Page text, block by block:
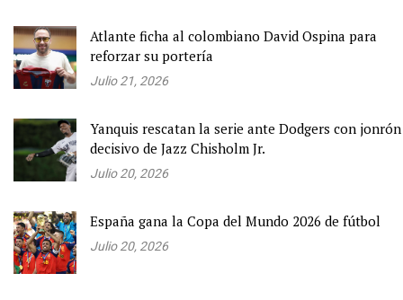
Atlante ficha al colombiano David Ospina para
reforzar su portería
Julio 21, 2026
Yanquis rescatan la serie ante Dodgers con jonrón
decisivo de Jazz Chisholm Jr.
Julio 20, 2026
España gana la Copa del Mundo 2026 de fútbol
Julio 20, 2026